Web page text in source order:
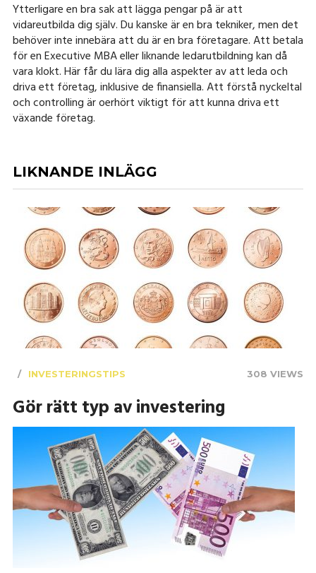
Ytterligare en bra sak att lägga pengar på är att
vidareutbilda dig själv. Du kanske är en bra tekniker, men det
behöver inte innebära att du är en bra företagare. Att betala
för en Executive MBA eller liknande ledarutbildning kan då
vara klokt. Här får du lära dig alla aspekter av att leda och
driva ett företag, inklusive de finansiella. Att förstå nyckeltal
och controlling är oerhört viktigt för att kunna driva ett
växande företag.
LIKNANDE INLÄGG
INVESTERINGSTIPS 308 VIEWS
Gör rätt typ av investering